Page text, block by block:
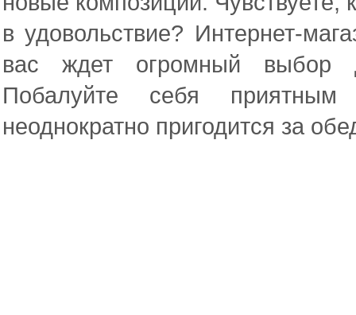
в удовольствие? Интернет-
вас ждет огромный выбор
Побалуйте себя
неоднократно пригодится за